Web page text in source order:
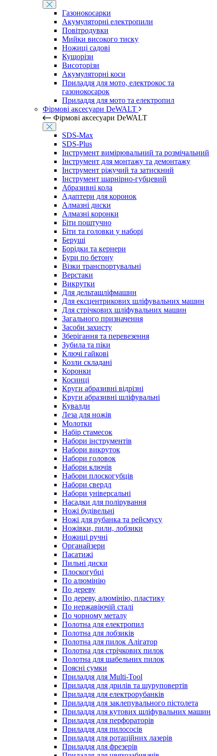
Газонокосарки
Акумуляторні електропили
Повітродувки
Мийки високого тиску
Ножиці садові
Кущорізи
Висоторізи
Акумуляторні коси
Приладдя для мото, електрокос та
газонокосарок
Приладдя для мото та електропил
Фірмові аксесуари DeWALT
Фірмові аксесуари DeWALT
SDS-Max
SDS-Plus
Інструмент вимірювальний та розмічальний
Інструмент для монтажу та демонтажу
Інструмент ріжучий та затискний
Інструмент шарнірно-губцевий
Абразивні кола
Адаптери для коронок
Алмазні диски
Алмазні коронки
Біти поштучно
Біти та головки у наборі
Беруші
Борідки та кернери
Бури по бетону
Візки транспортувальні
Верстаки
Викрутки
Для дельташліфмашин
Для ексцентрикових шліфувальних машин
Для стрічкових шліфувальних машин
Загального призначення
Засоби захисту
Зберігання та перевезення
Зубила та піки
Ключі гайкові
Козли складані
Коронки
Косинці
Круги абразивні відрізні
Круги абразивні шліфувальні
Кувалди
Леза для ножів
Молотки
Набір стамесок
Набори інструментів
Набори викруток
Набори головок
Набори ключів
Набори плоскогубців
Набори свердл
Набори універсальні
Насадки для полірування
Ножі будівельні
Ножі для рубанка та рейсмусу
Ножівки, пили, лобзики
Ножиці ручні
Органайзери
Пасатижі
Пильні диски
Плоскогубці
По алюмінію
По дереву
По дереву, алюмінію, пластику
По нержавіючій сталі
По чорному металу
Полотна для електропил
Полотна для лобзиків
Полотна для пилок Алігатор
Полотна для стрічкових пилок
Полотна для шабельних пилок
Поясні сумки
Приладдя для Multi-Tool
Приладдя для дрилів та шуруповертів
Приладдя для електрорубанків
Приладдя для заклепувального пістолета
Приладдя для кутових шліфувальних машин
Приладдя для перфораторів
Приладдя для пилососів
Приладдя для ротаційних лазерів
Приладдя для фрезерів